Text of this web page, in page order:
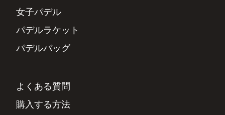
女子パデル
パデルラケット
パデルバッグ
よくある質問
購入する方法